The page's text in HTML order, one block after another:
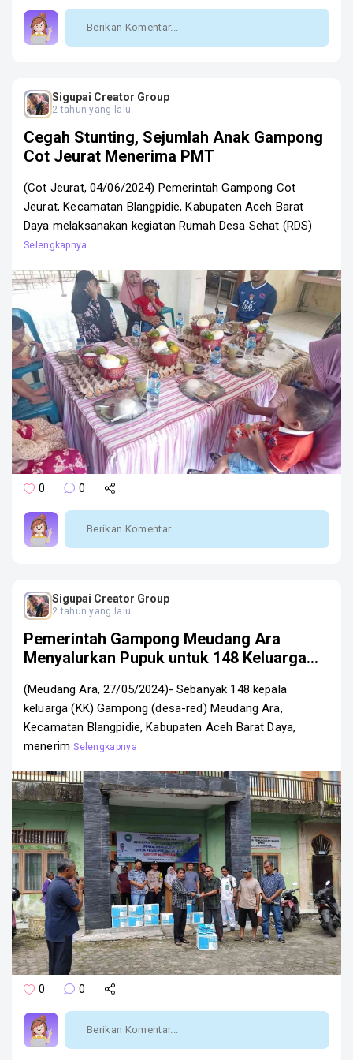
Sigupai Creator Group
2 tahun yang lalu
Cegah Stunting, Sejumlah Anak Gampong
Cot Jeurat Menerima PMT
(Cot Jeurat, 04/06/2024) Pemerintah Gampong Cot
Jeurat, Kecamatan Blangpidie, Kabupaten Aceh Barat
Daya melaksanakan kegiatan Rumah Desa Sehat (RDS)
0 0
Sigupai Creator Group
2 tahun yang lalu
Pemerintah Gampong Meudang Ara
Menyalurkan Pupuk untuk 148 Keluarga
(Meudang Ara, 27/05/2024)- Sebanyak 148 kepala
keluarga (KK) Gampong (desa-red) Meudang Ara,
Kecamatan Blangpidie, Kabupaten Aceh Barat Daya,
menerim
0 0